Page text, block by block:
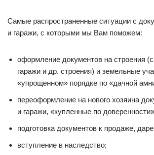
Самые распространенные ситуации с
и гаражи, с которыми мы Вам поможем:
оформление документов на строения
гаражи и др. строения) и земельные
«упрощенном» порядке по «дачной
переоформление на нового хозяина
и гаражи, «купленные по
подготовка документов к продаже,
вступление в наследство;